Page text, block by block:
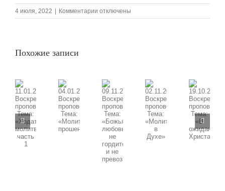
4 июля, 2022 Комментарии к
записи
отключены
Похожие записи
11.01.2026
Воскресная
проповедь,
«Ходатайственная
04.01.2026
Воскресная
проповедь,
09.11.2025
Воскресная
проповедь,
Тема:
«Божья
любовь
02.11.2025
Воскресная
проповедь,
Тема:
19.10.2025
Воскресная
проповедь,
Тема: